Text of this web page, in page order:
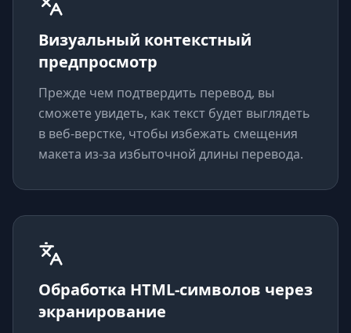
Визуальный контекстный
предпросмотр
Прежде чем подтвердить перевод, вы
сможете увидеть, как текст будет выглядеть
в веб-верстке, чтобы избежать смещения
макета из-за избыточной длины перевода.
Обработка HTML-символов через
экранирование